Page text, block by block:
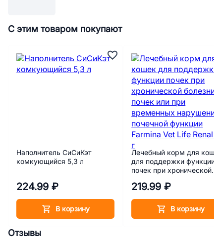
С этим товаром покупают
Наполнитель СиСиКэт
комкующийся 5,3 л
224.99 ₽
В корзину
Лечебный корм для
для поддержки функции
почек при хронической
временных нарушениях
Vet Life Renal 85 г
219.99 ₽
В корзину
Отзывы